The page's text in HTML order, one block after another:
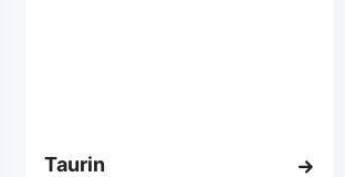
Taurin